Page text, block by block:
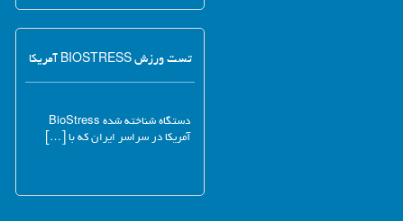
تست ورزش BIOSTRESS آمریکا
دستگاه شناخته شده BioStress
آمریکا در سراسر ایران که با […]